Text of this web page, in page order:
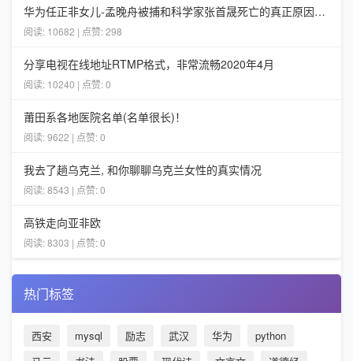
华为任正非女儿-孟晚舟被捕和科学家张首晟死亡的真正原因分析
阅读: 10682 | 点赞: 298
分享电视在线地址RTMP格式，非常流畅2020年4月
阅读: 10240 | 点赞: 0
莆田系各地医院名单(名单很长)！
阅读: 9622 | 点赞: 0
我去了趟乌克兰, 和你聊聊乌克兰女性的真实情况
阅读: 8543 | 点赞: 0
高铁走向亚非欧
阅读: 8303 | 点赞: 0
热门标签
西安 mysql 励志 武汉 华为
python